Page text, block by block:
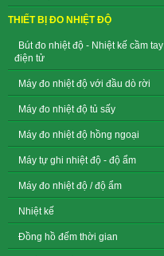
THIẾT BỊ ĐO NHIỆT ĐỘ
Bút đo nhiệt độ - Nhiệt kế cầm tay
điện tử
Máy đo nhiệt độ với đầu dò rời
Máy đo nhiệt độ tủ sấy
Máy đo nhiệt độ hồng ngoại
Máy tự ghi nhiệt độ - độ ẩm
Máy đo nhiệt độ / độ ẩm
Nhiệt kế
Đồng hồ đếm thời gian